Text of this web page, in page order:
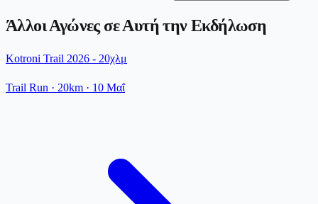
Άλλοι Αγώνες σε Αυτή την Εκδήλωση
Kotroni Trail 2026 - 20χλμ
Trail Run · 20km · 10 Μαΐ